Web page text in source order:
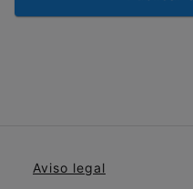
Aviso legal